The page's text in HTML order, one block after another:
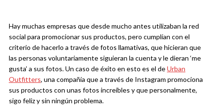
Hay muchas empresas que desde mucho antes utilizaban la red
social para promocionar sus productos, pero cumplían con el
criterio de hacerlo a través de fotos llamativas, que hicieran que
las personas voluntariamente siguieran la cuenta y le dieran ‘me
gusta’ a sus fotos. Un caso de éxito en esto es el deUrban
Outfitters, una compañía que a través de Instagram promociona
sus productos con unas fotos increíbles y que personalmente,
sigo feliz y sin ningún problema.